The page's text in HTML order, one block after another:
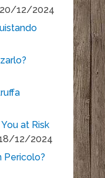
20/12/2024
at Risk
12/2024
Pericolo?